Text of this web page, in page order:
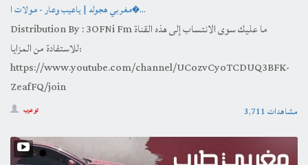
مغربي هجوله | ياعيب وعار - مولات ا�...
Distribution By : 3OFNi Fm ما عليك سوى الانتساب إلى هذه القناة
للاستفادة من المزايا:
https://www.youtube.com/channel/UCozvCyoTCDUQ3BFK-
ZeafFQ/join
تو عرب 3,711 مشاهدات